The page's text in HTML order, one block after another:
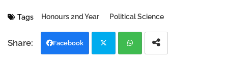
Tags Honours 2nd Year Political Science
Facebook